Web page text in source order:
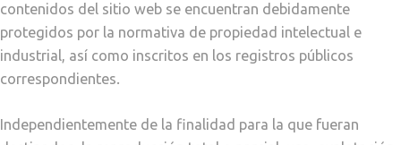
contenidos del sitio web se encuentran debidamente
protegidos por la normativa de propiedad intelectual e
industrial, así como inscritos en los registros públicos
correspondientes.
Independientemente de la finalidad para la que fueran